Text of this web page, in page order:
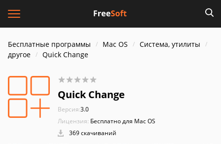
Бесплатные программы Mac OS
Система, утилиты
другое
Quick Change
Quick Change
Версия:3.0
Лицензия: Бесплатно для Mac OS
369 скачиваний